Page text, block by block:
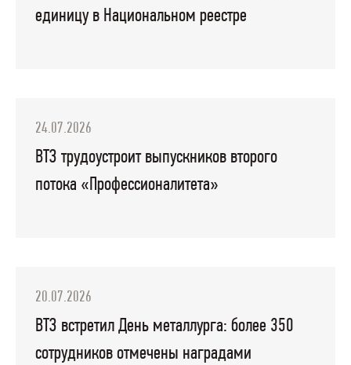
единицу в Национальном реестре
24.07.2026
ВТЗ трудоустроит выпускников второго
потока «Профессионалитета»
20.07.2026
ВТЗ встретил День металлурга: более 350
сотрудников отмечены наградами